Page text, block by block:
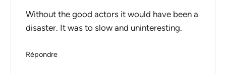
Without the good actors it would have been a
disaster. It was to slow and uninteresting.
Répondre